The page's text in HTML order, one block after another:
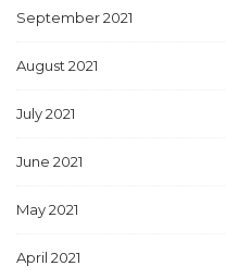
September 2021
August 2021
July 2021
June 2021
May 2021
April 2021